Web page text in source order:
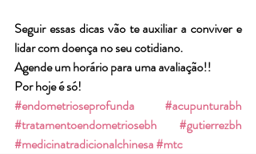
Seguir essas dicas vão te auxiliar a conviver e
lidar com doença no seu cotidiano.
Agende um horário para uma avaliação!!
Por hoje é só!
#endometrioseprofunda
#acupunturabh
#tratamentoendometriosebh
#gutierrezbh
#medicinatradicionalchinesa#mtc